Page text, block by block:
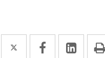
Twitter
Enlace Facebook
Enlace